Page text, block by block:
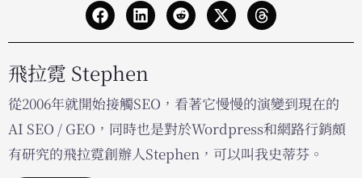
飛拉霓 Stephen
從2006年就開始接觸SEO，看著它慢慢的演變到現在的
AI SEO / GEO，同時也是對於Wordpress和網路行銷頗
有研究的飛拉霓創辦人Stephen，可以叫我史蒂芬。